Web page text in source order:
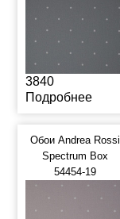
3840
Подробнее
Обои Andrea Rossi
Spectrum Box
54454-19